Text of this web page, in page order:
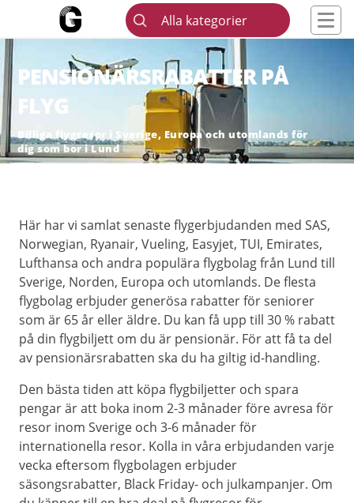
Alla kategorier
PENSIONÄRSRABATTER PÅ
FLYG
Billiga flygresor i Sverige, Europa och utomlands för
dig som bor i Lund
Här har vi samlat senaste flygerbjudanden med SAS,
Norwegian, Ryanair, Vueling, Easyjet, TUI, Emirates,
Lufthansa och andra populära flygbolag från Lund till
Sverige, Norden, Europa och utomlands. De flesta
flygbolag erbjuder generösa rabatter för seniorer
som är 65 år eller äldre. Du kan få upp till 30 % rabatt
på din flygbiljett om du är pensionär. För att få ta del
av pensionärsrabatten ska du ha giltig id-handling.
Den bästa tiden att köpa flygbiljetter och spara
pengar är att boka inom 2-3 månader före avresa för
resor inom Sverige och 3-6 månader för
internationella resor. Kolla in våra erbjudanden varje
vecka eftersom flygbolagen erbjuder
säsongsrabatter, Black Friday- och julkampanjer. Om